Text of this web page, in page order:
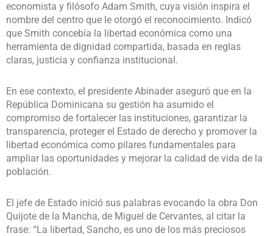
economista y filósofo Adam Smith, cuya visión inspira el
nombre del centro que le otorgó el reconocimiento. Indicó
que Smith concebía la libertad económica como una
herramienta de dignidad compartida, basada en reglas
claras, justicia y confianza institucional.
En ese contexto, el presidente Abinader aseguró que en la
República Dominicana su gestión ha asumido el
compromiso de fortalecer las instituciones, garantizar la
transparencia, proteger el Estado de derecho y promover la
libertad económica como pilares fundamentales para
ampliar las oportunidades y mejorar la calidad de vida de la
población.
El jefe de Estado inició sus palabras evocando la obra Don
Quijote de la Mancha, de Miguel de Cervantes, al citar la
frase: “La libertad, Sancho, es uno de los más preciosos